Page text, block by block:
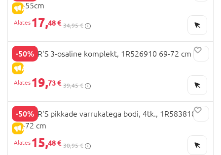
ALLAHINDLUS
46-55cm
17,48 € 34,95 €
-50%
ALLAHINDLUS
CARTER'S 3-osaline komplekt, 1R526910 69-72 cm
19,73 € 39,45 €
-50%
ALLAHINDLUS
CARTER'S pikkade varrukatega bodi, 4tk., 1R583810
69-72 cm
15,48 € 30,95 €